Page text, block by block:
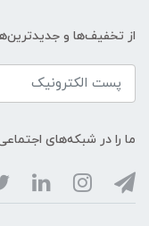
از تخفیف‌ها و
ما را در شبکه‌های